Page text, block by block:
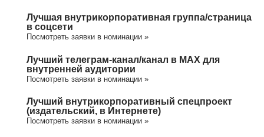
Лучшая внутрикорпоративная группа/cтраница
в соцсети
Посмотреть заявки в номинации »
Лучший телеграм-канал/канал в МАХ для
внутренней аудитории
Посмотреть заявки в номинации »
Лучший внутрикорпоративный спецпроект
(издательский, в Интернете)
Посмотреть заявки в номинации »